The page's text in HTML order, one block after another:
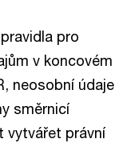
pro
v koncovém
neosobní údaje
směrnicí
vytvářet právní